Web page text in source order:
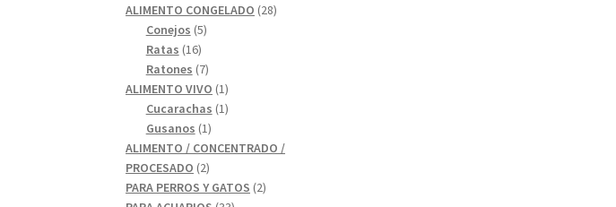
ALIMENTO CONGELADO 2828
Conejos 55
Ratas 1616
productos
Ratones 77
productos
ALIMENTO VIVO 11
producto
Cucarachas 11
Gusanos 11
producto
ALIMENTO / CONCENTRADO /
PROCESADO 22
productos
PARA PERROS Y GATOS 22